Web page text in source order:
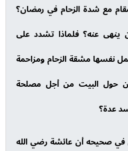
مع شدة الزحام في رمضان؟
عنه؟ فلماذا تشدد على
نفسها مشقة الزحام ومزاحمة
حول البيت من أجل مصلحة
عدة؟
في صحيحه أن عائشة رضي الله